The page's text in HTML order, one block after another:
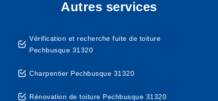
Autres services
Vérification et recherche fuite de toiture
Pechbusque 31320
Charpentier Pechbusque 31320
Rénovation de toiture Pechbusque 31320